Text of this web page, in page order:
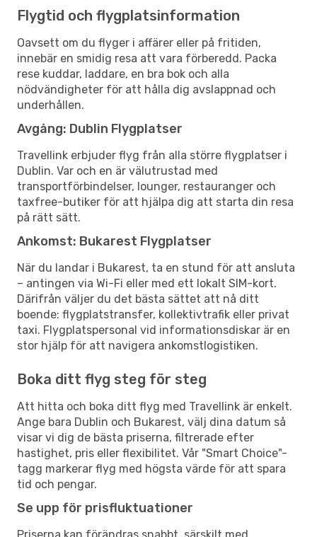
Flygtid och flygplatsinformation
Oavsett om du flyger i affärer eller på fritiden,
innebär en smidig resa att vara förberedd. Packa
rese kuddar, laddare, en bra bok och alla
nödvändigheter för att hålla dig avslappnad och
underhållen.
Avgång: Dublin Flygplatser
Travellink erbjuder flyg från alla större flygplatser i
Dublin. Var och en är välutrustad med
transportförbindelser, lounger, restauranger och
taxfree-butiker för att hjälpa dig att starta din resa
på rätt sätt.
Ankomst: Bukarest Flygplatser
När du landar i Bukarest, ta en stund för att ansluta
– antingen via Wi-Fi eller med ett lokalt SIM-kort.
Därifrån väljer du det bästa sättet att nå ditt
boende: flygplatstransfer, kollektivtrafik eller privat
taxi. Flygplatspersonal vid informationsdiskar är en
stor hjälp för att navigera ankomstlogistiken.
Boka ditt flyg steg för steg
Att hitta och boka ditt flyg med Travellink är enkelt.
Ange bara Dublin och Bukarest, välj dina datum så
visar vi dig de bästa priserna, filtrerade efter
hastighet, pris eller flexibilitet. Vår "Smart Choice"-
tagg markerar flyg med högsta värde för att spara
tid och pengar.
Se upp för prisfluktuationer